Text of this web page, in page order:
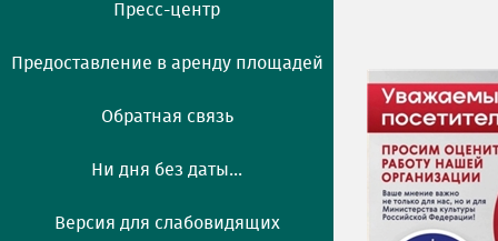
Пресс-центр
Предоставление в аренду площадей
Обратная связь
Ни дня без даты...
Версия для слабовидящих